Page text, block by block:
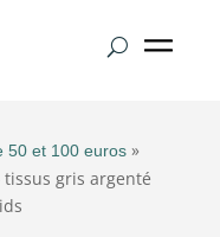
50 et 100 euros »
tissus gris argenté